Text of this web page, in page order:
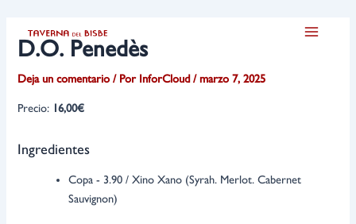
contenido
D.O. Penedès
Deja un comentario / Por InforCloud/marzo 7, 2025
Precio: 16,00€
Ingredientes
Copa - 3.90 / Xino Xano (Syrah. Merlot. Cabernet
Sauvignon)
entradas